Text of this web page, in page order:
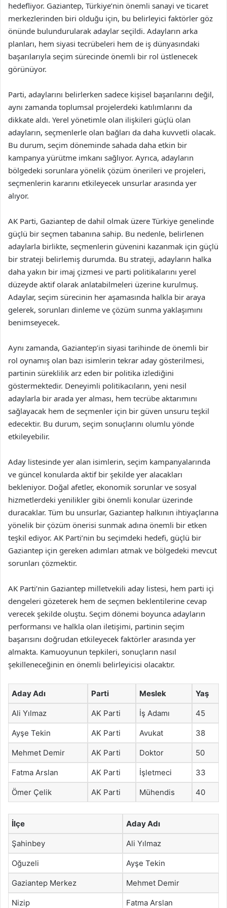
hedefliyor. Gaziantep, Türkiye’nin önemli sanayi ve ticaret
merkezlerinden biri olduğu için, bu belirleyici faktörler göz
önünde bulundurularak adaylar seçildi. Adayların arka
planları, hem siyasi tecrübeleri hem de iş dünyasındaki
başarılarıyla seçim sürecinde önemli bir rol üstlenecek
görünüyor.
Parti, adaylarını belirlerken sadece kişisel başarılarını değil,
aynı zamanda toplumsal projelerdeki katılımlarını da
dikkate aldı. Yerel yönetimle olan ilişkileri güçlü olan
adayların, seçmenlerle olan bağları da daha kuvvetli olacak.
Bu durum, seçim döneminde sahada daha etkin bir
kampanya yürütme imkanı sağlıyor. Ayrıca, adayların
bölgedeki sorunlara yönelik çözüm önerileri ve projeleri,
seçmenlerin kararını etkileyecek unsurlar arasında yer
alıyor.
AK Parti, Gaziantep de dahil olmak üzere Türkiye genelinde
güçlü bir seçmen tabanına sahip. Bu nedenle, belirlenen
adaylarla birlikte, seçmenlerin güvenini kazanmak için güçlü
bir strateji belirlemiş durumda. Bu strateji, adayların halka
daha yakın bir imaj çizmesi ve parti politikalarını yerel
düzeyde aktif olarak anlatabilmeleri üzerine kurulmuş.
Adaylar, seçim sürecinin her aşamasında halkla bir araya
gelerek, sorunları dinleme ve çözüm sunma yaklaşımını
benimseyecek.
Aynı zamanda, Gaziantep’in siyasi tarihinde de önemli bir
rol oynamış olan bazı isimlerin tekrar aday gösterilmesi,
partinin süreklilik arz eden bir politika izlediğini
göstermektedir. Deneyimli politikacıların, yeni nesil
adaylarla bir arada yer alması, hem tecrübe aktarımını
sağlayacak hem de seçmenler için bir güven unsuru teşkil
edecektir. Bu durum, seçim sonuçlarını olumlu yönde
etkileyebilir.
Aday listesinde yer alan isimlerin, seçim kampanyalarında
ve güncel konularda aktif bir şekilde yer alacakları
bekleniyor. Doğal afetler, ekonomik sorunlar ve sosyal
hizmetlerdeki yenilikler gibi önemli konular üzerinde
duracaklar. Tüm bu unsurlar, Gaziantep halkının ihtiyaçlarına
yönelik bir çözüm önerisi sunmak adına önemli bir etken
teşkil ediyor. AK Parti’nin bu seçimdeki hedefi, güçlü bir
Gaziantep için gereken adımları atmak ve bölgedeki mevcut
sorunları çözmektir.
AK Parti’nin Gaziantep milletvekili aday listesi, hem parti içi
dengeleri gözeterek hem de seçmen beklentilerine cevap
verecek şekilde oluştu. Seçim dönemi boyunca adayların
performansı ve halkla olan iletişimi, partinin seçim
başarısını doğrudan etkileyecek faktörler arasında yer
almakta. Kamuoyunun tepkileri, sonuçların nasıl
şekilleneceğinin en önemli belirleyicisi olacaktır.
Aday Adı Parti Meslek Yaş
Ali Yılmaz AK Parti İş Adamı 45
Ayşe Tekin AK Parti Avukat 38
Mehmet Demir AK Parti Doktor 50
Fatma Arslan AK Parti İşletmeci 33
Ömer Çelik AK Parti Mühendis 40
İlçe Aday Adı
Şahinbey Ali Yılmaz
Oğuzeli Ayşe Tekin
Gaziantep Merkez Mehmet Demir
Nizip Fatma Arslan